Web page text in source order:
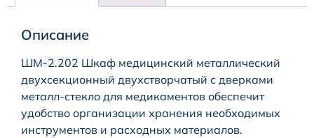
Описание
ШМ-2.202 Шкаф медицинский металлический
двухсекционный двухстворчатый с дверками
металл-стекло для медикаментов обеспечит
удобство организации хранения необходимых
инструментов и расходных материалов.